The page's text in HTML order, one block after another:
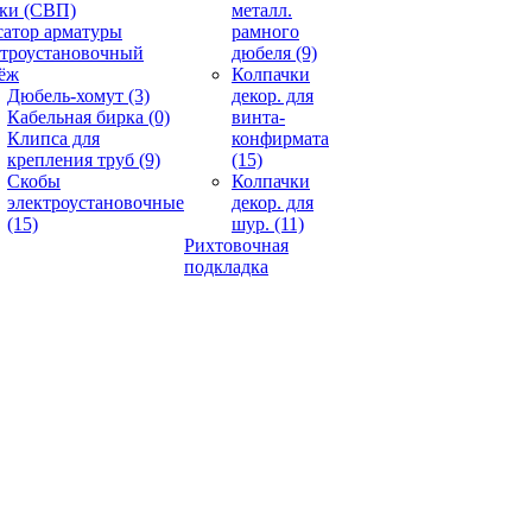
(СВП)
арматуры
Дюбель-хомут (3)
Кабельная бирка (0)
Клипса для
крепления труб (9)
Скобы
электроустановочные
(15)
металл.
рамного
дюбеля (9)
Колпачки
декор. для
винта-
конфирмата
(15)
Колпачки
декор. для
шур. (11)
Рихтовочная
подкладка